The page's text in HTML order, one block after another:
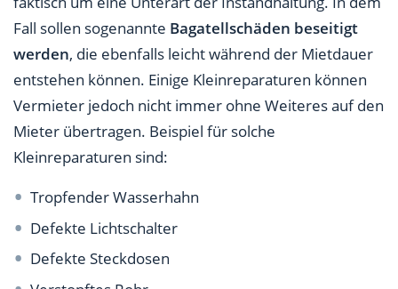
Fall sollen sogenannte Bagatellschäden beseitigt
werden, die ebenfalls leicht während der Mietdauer
entstehen können. Einige Kleinreparaturen können
Vermieter jedoch nicht immer ohne Weiteres auf den
Mieter übertragen. Beispiel für solche
Kleinreparaturen sind:
Tropfender Wasserhahn
Defekte Lichtschalter
Defekte Steckdosen